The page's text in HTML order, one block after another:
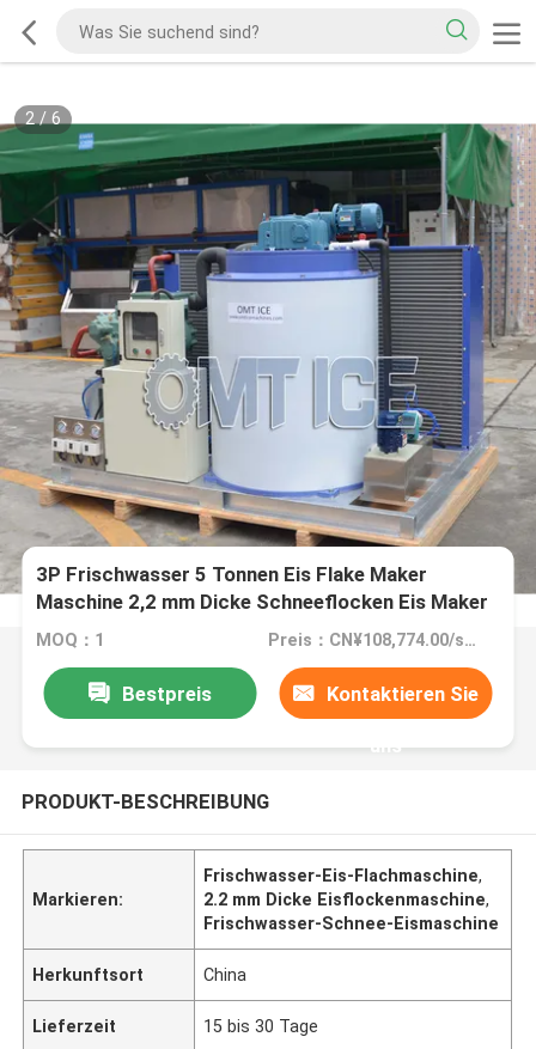
2/6
3P Frischwasser 5 Tonnen Eis Flake Maker
Maschine 2,2 mm Dicke Schneeflocken Eis Maker
MOQ：1 Preis：CN¥108,774.00/sets 1-4 sets
Bestpreis Kontaktieren Sie
uns
PRODUKT-BESCHREIBUNG
Markieren:
Frischwasser-Eis-Flachmaschine,
2.2 mm Dicke Eisflockenmaschine,
Frischwasser-Schnee-Eismaschine
Herkunftsort China
Lieferzeit 15 bis 30 Tage